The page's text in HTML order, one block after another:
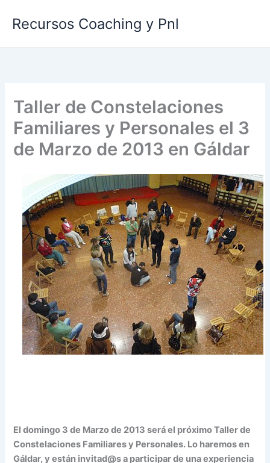
Recursos Coaching y Pnl
Taller de Constelaciones
Familiares y Personales el 3
de Marzo de 2013 en Gáldar
El domingo 3 de Marzo de 2013 será el próximo Taller de
Constelaciones Familiares y Personales. Lo haremos en
Gáldar, y están invitad@s a participar de una experiencia